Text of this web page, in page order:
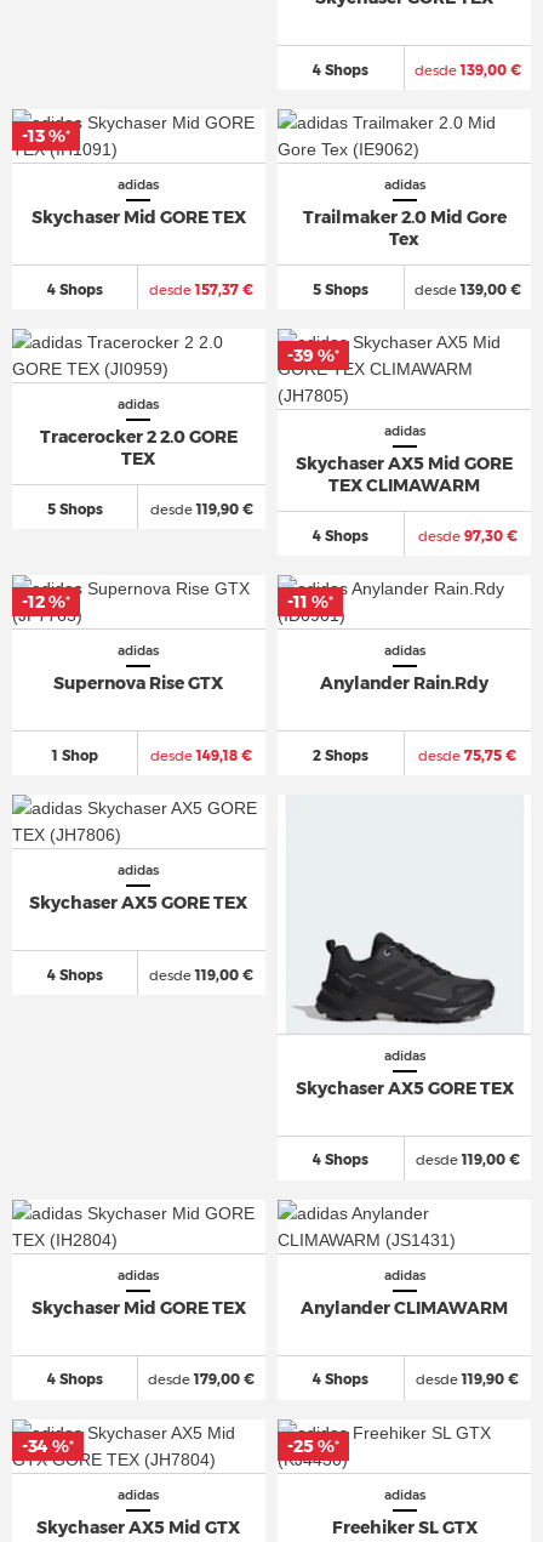
4 Shops desde139,00 €
adidas
Skychaser Mid GORE TEX
4 Shops desde157,37 €
-13 %*
adidas
Trailmaker 2.0 Mid Gore
Tex
5 Shops desde139,00 €
adidas
Tracerocker 2 2.0 GORE
TEX
5 Shops desde119,90 €
adidas
Skychaser AX5 Mid GORE
TEX CLIMAWARM
4 Shops desde97,30 €
-39 %*
adidas
Supernova Rise GTX
1 Shop desde149,18 €
-12 %*
adidas
Anylander Rain.Rdy
2 Shops desde 75,75 €
-11 %*
adidas
Skychaser AX5 GORE TEX
4 Shops desde119,00 €
adidas
Skychaser AX5 GORE TEX
4 Shops desde119,00 €
adidas
Skychaser Mid GORE TEX
4 Shops desde179,00 €
adidas
Anylander CLIMAWARM
4 Shops desde119,90 €
adidas
Skychaser AX5 Mid GTX
-34 %*
adidas
Freehiker SL GTX
-25 %*